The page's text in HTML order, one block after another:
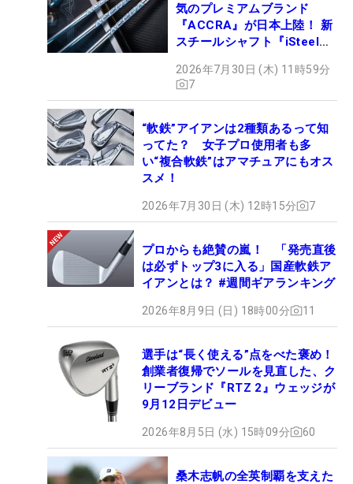
気のプレミアムブランド
『ACCRA』が日本上陸！ 新
スチールシャフト『iSteel
2026年7月30日 (木) 11時59分
7
“軟鉄”アイアンは2種類あるって知
ってた？ 女子プロ使用者も多
い“複合軟鉄”はアマチュアにもオス
スメ！
2026年7月30日 (木) 12時15分 7
プロからも絶賛の嵐！ 「発売直後
は必ずトップ3に入る」国産軟鉄ア
イアンとは？ #週間ギアランキング
2026年8月9日 (日) 18時00分 11
選手は“長く使える”点をべた褒め！
創業者復帰でソールを見直した、ク
リーブランド『RTZ 2』ウェッジが
9月12日デビュー
2026年8月5日 (水) 15時09分 60
桑木志帆の全英制覇を支えた